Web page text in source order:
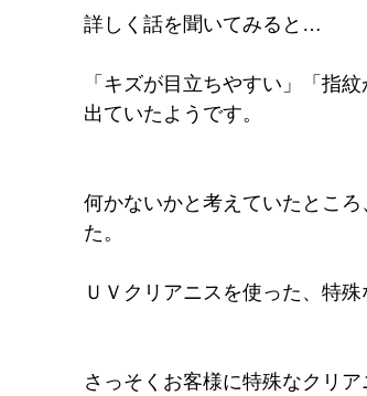
詳しく話を聞いてみると…
「キズが目立ちやすい」「指
出ていたようです。
何かないかと考えていたとこ
た。
ＵＶクリアニスを使った、特
さっそくお客様に特殊なクリア